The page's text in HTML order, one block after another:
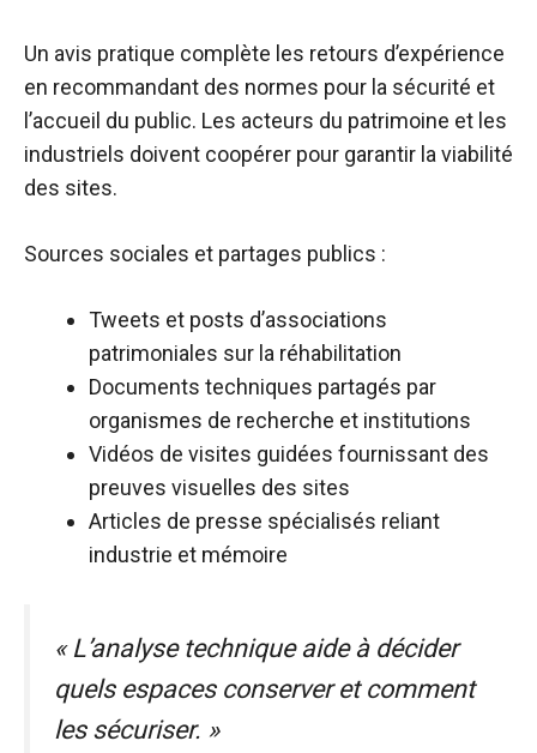
Un avis pratique complète les retours d’expérience
en recommandant des normes pour la sécurité et
l’accueil du public. Les acteurs du patrimoine et les
industriels doivent coopérer pour garantir la viabilité
des sites.
Sources sociales et partages publics :
Tweets et posts d’associations
patrimoniales sur la réhabilitation
Documents techniques partagés par
organismes de recherche et institutions
Vidéos de visites guidées fournissant des
preuves visuelles des sites
Articles de presse spécialisés reliant
industrie et mémoire
« L’analyse technique aide à décider
quels espaces conserver et comment
les sécuriser. »